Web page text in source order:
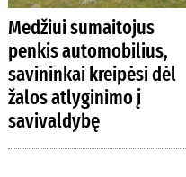
Medžiui sumaitojus
penkis automobilius,
savininkai kreipėsi dėl
žalos atlyginimo į
savivaldybę